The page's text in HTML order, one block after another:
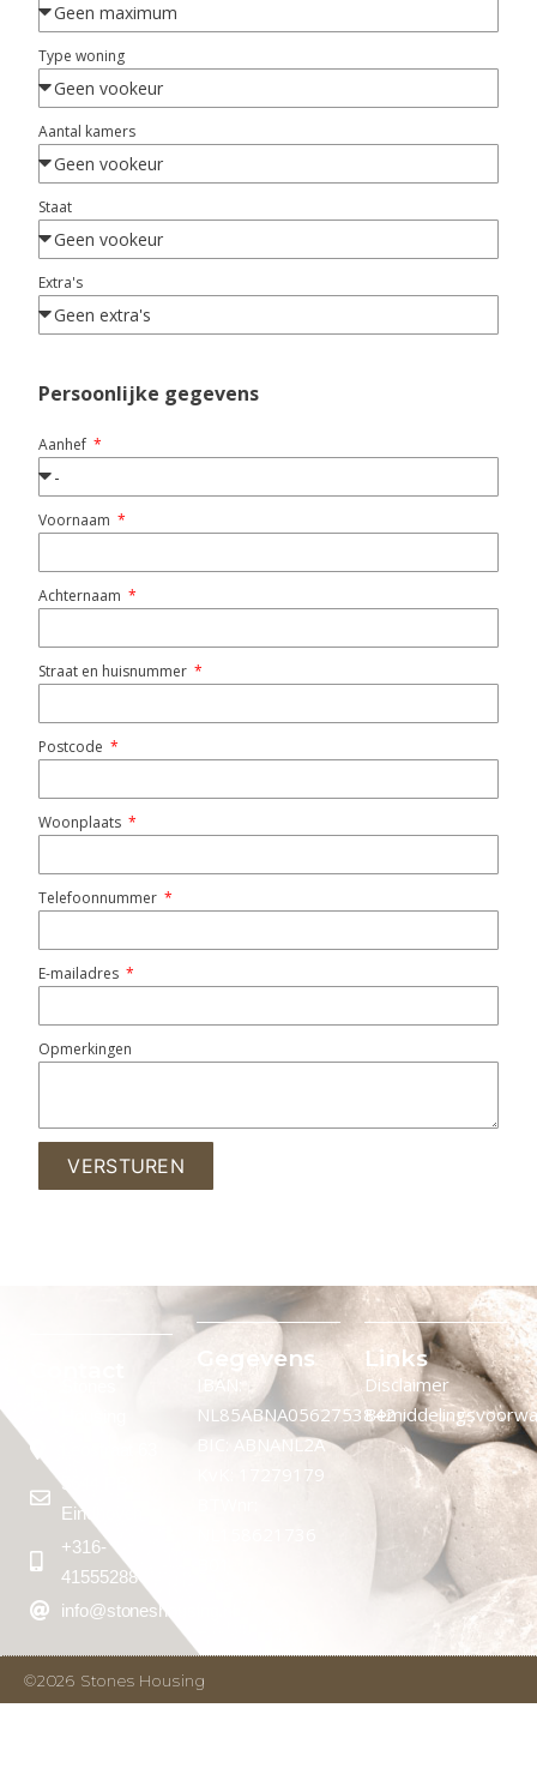
Type woning
Aantal kamers
Staat
Extra's
Persoonlijke gegevens
Aanhef
Voornaam
Achternaam
Straat en huisnummer
Postcode
Woonplaats
Telefoonnummer
E-mailadres
Opmerkingen
VERSTUREN
5644 PB
Eindhoven
+316-
41555288
info@stoneshousing.nl
Gegevens
IBAN:
NL85ABNA0562753842
BIC: ABNANL2A
KvK: 17279179
Links
Disclaimer
©2026 Stones Housing